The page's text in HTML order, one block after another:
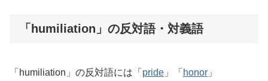
「humiliation」の反対語・対義語
「humiliation」の反対語には「 pride 」「 honor 」